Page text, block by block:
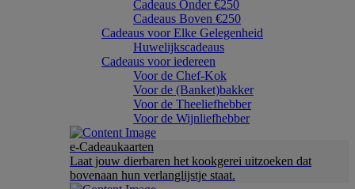
Cadeaus Onder €250
Cadeaus Boven €250
Cadeaus voor Elke Gelegenheid
Huwelijkscadeaus
Cadeaus voor iedereen
Voor de Chef-Kok
Voor de (Banket)bakker
Voor de Theeliefhebber
Voor de Wijnliefhebber
e-Cadeaukaarten
Laat jouw dierbaren het kookgerei uitzoeken dat
bovenaan hun verlanglijstje staat.